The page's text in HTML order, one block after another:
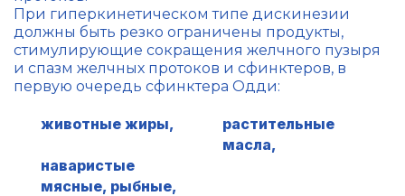
При гиперкинетическом типе дискинезии
должны быть резко ограничены продукты,
стимулирующие сокращения желчного пузыря
и спазм желчных протоков и сфинктеров, в
первую очередь сфинктера Одди:
животные жиры,
растительные
масла,
наваристые
мясные, рыбные,